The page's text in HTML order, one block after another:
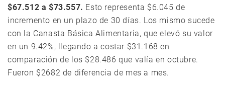
$67.512 a $73.557. Esto representa $6.045 de
incremento en un plazo de 30 días. Los mismo sucede
con la Canasta Básica Alimentaria, que elevó su valor
en un 9.42%, llegando a costar $31.168 en
comparación de los $28.486 que valía en octubre.
Fueron $2682 de diferencia de mes a mes.